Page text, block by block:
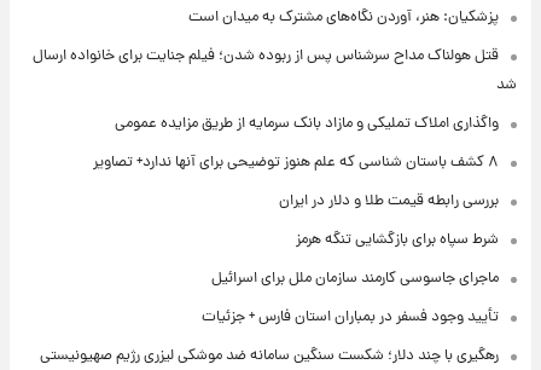
پزشکیان: هنر، آوردن نگاه‌های مشترک به میدان است
قتل هولناک مداح سرشناس پس از ربوده شدن؛ فیلم جنایت برای خانواده ارسال
شد
واگذاری املاک تملیکی و مازاد بانک سرمایه از طریق مزایده عمومی
۸ کشف باستان شناسی که علم هنوز توضیحی برای آنها ندارد+ تصاویر
بررسی رابطه قیمت طلا و دلار در ایران
شرط سپاه برای بازگشایی تنگه هرمز
ماجرای جاسوسی کارمند سازمان ملل برای اسرائیل
تأیید وجود فسفر در بمباران استان فارس + جزئیات
رهگیری با چند دلار؛ شکست سنگین سامانه ضد موشکی لیزری رژیم صهیونیستی